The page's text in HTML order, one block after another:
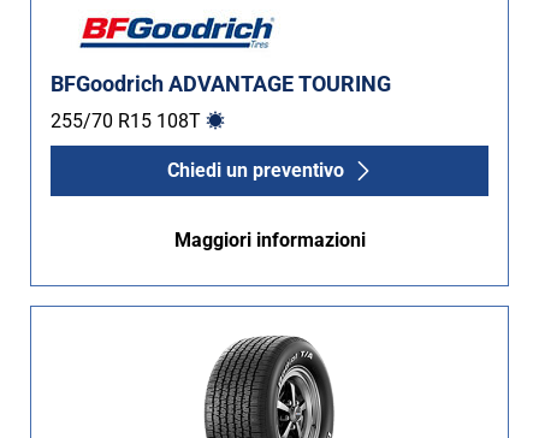
BFGoodrich ADVANTAGE TOURING
255/70 R15 108T
Chiedi un preventivo
Maggiori informazioni